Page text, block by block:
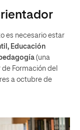
es necesario estar
Educación
(una
Formación del
a octubre de